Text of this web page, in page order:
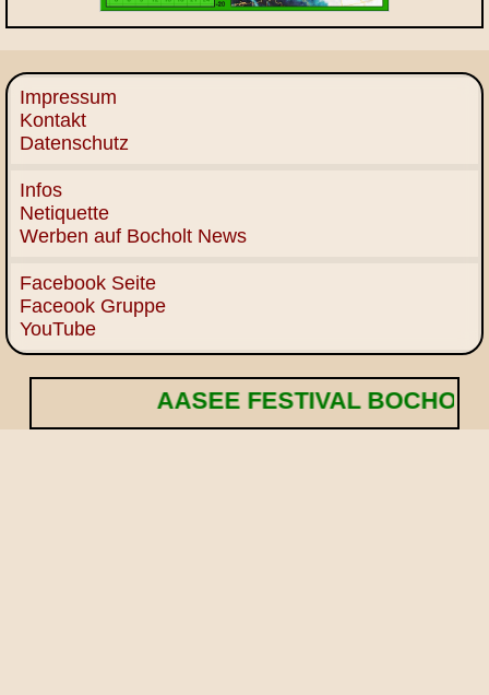
Impressum
Kontakt
Datenschutz
Infos
Netiquette
Werben auf Bocholt News
Facebook Seite
Faceook Gruppe
YouTube
AASEE FESTIVAL BOCHOLT! 🌟